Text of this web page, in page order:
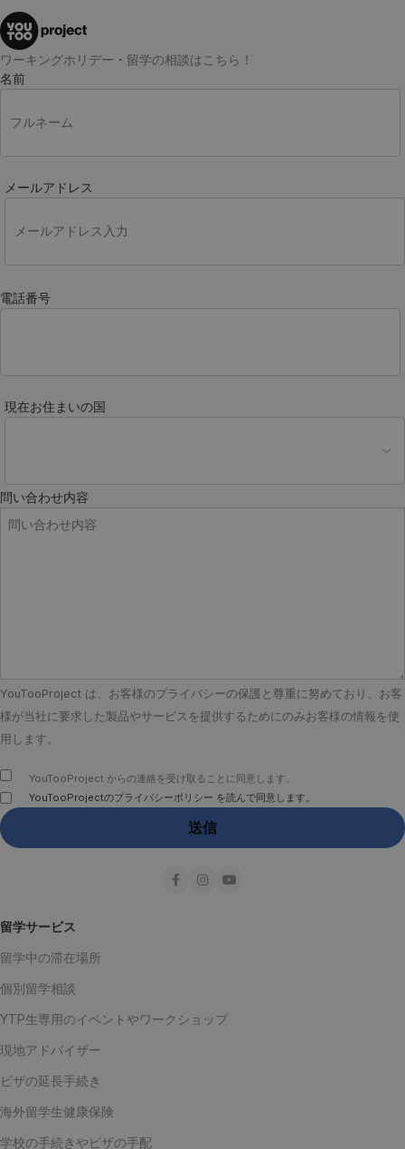
ワーキングホリデー・留学の相談はこちら！
名前
メールアドレス
電話番号
現在お住まいの国
問い合わせ内容
YouTooProject は、お客様のプライバシーの保護と尊重に努めており、お客
様が当社に要求した製品やサービスを提供するためにのみお客様の情報を使
用します。
YouTooProject からの連絡を受け取ることに同意します。
YouTooProjectのプライバシーポリシー を読んで同意します。
留学サービス
留学中の滞在場所
個別留学相談
YTP生専用のイベントやワークショップ
現地アドバイザー
ビザの延長手続き
海外留学生健康保険
学校の手続きやビザの手配